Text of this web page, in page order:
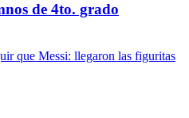
de 4to. grado